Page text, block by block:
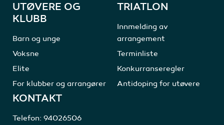
UTØVERE OG
KLUBB
Barn og unge
Voksne
Elite
For klubber og arrangører
TRIATLON
Innmelding av
arrangement
Terminliste
Konkurranseregler
Antidoping for utøvere
KONTAKT
Telefon: 94026506